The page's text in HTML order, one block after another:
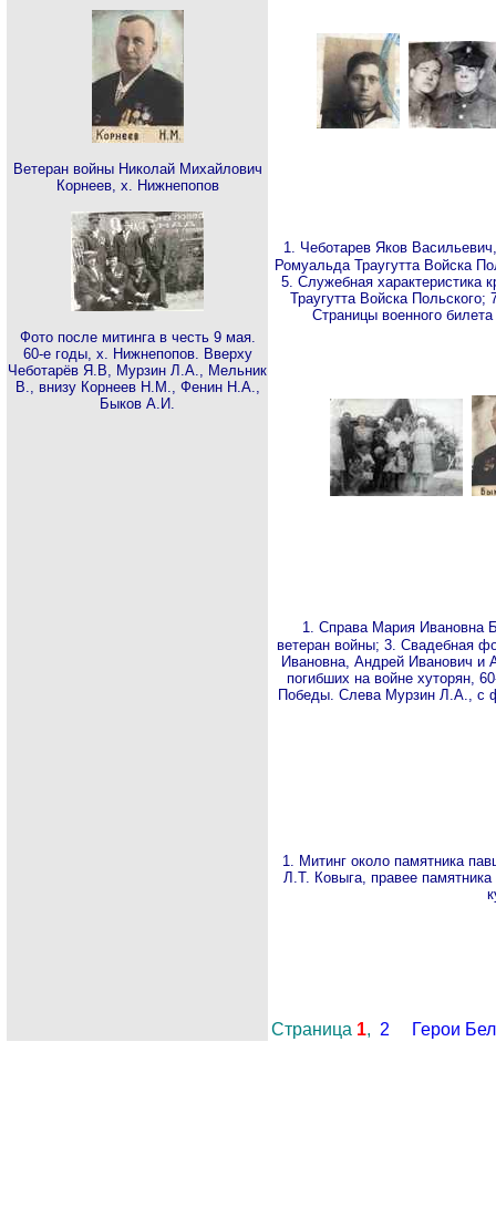
Ветеран войны Николай Михайлович
Корнеев, х. Нижнепопов
Фото после митинга в честь 9 мая.
60-е годы, х. Нижнепопов. Вверху
Чеботарёв Я.В, Мурзин Л.А., Мельник
В., внизу Корнеев Н.М., Фенин Н.А.,
Быков А.И.
1. Чеботарев Яков
Ромуальда Траугутта Войска
5. Служебная характеристика
Траугутта Войска
Страницы военного
1. Справа Мария Ивановна
ветеран войны; 3. Свадебная
Ивановна, Андрей Иванович и
погибших на войне хуторян,
Победы. Слева Мурзин Л.А., с
1. Митинг около памятника
Л.Т. Ковыга, правее
Страница 1, 2 Герои